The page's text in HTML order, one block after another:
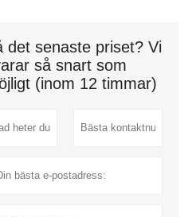
det senaste priset? Vi
så snart som
(inom 12 timmar)